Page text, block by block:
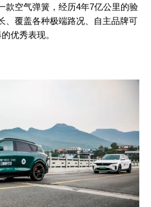
款空气弹簧，经历4年7亿公里的验
、覆盖各种极端路况、自主品牌可
优秀表现。